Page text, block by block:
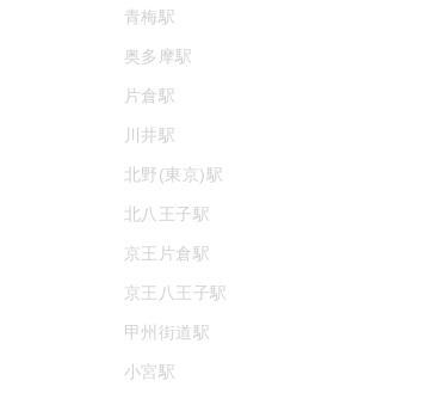
青梅駅
奥多摩駅
片倉駅
川井駅
北野(東京)駅
北八王子駅
京王片倉駅
京王八王子駅
甲州街道駅
小宮駅